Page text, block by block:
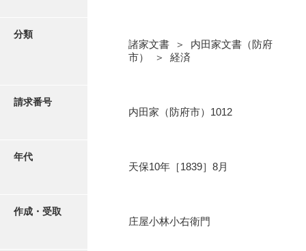
写真・絵はがき
高画質画像ダウンロード
分類
諸家文書 ＞ 内田家文書（防府
市） ＞ 経済
請求番号
内田家（防府市）1012
年代
天保10年［1839］8月
作成・受取
庄屋小林小右衛門